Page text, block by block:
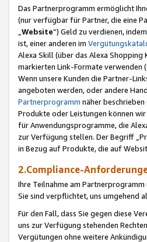
Das Partnerprogramm ermöglicht
(nur verfügbar für Partner, die eine
Website“) Geld zu verdienen,
ist, einer anderen im
Alexa Skill (über das Alexa
markierten Link-Formate verwenden („
Wenn unsere Kunden die Partner-
angeboten werden, oder andere
Partnerprogramm näher
Produkte oder Leistungen können
für Anwendungsprogramme, die
zur Verfügung stellen. Der Begriff
in Bezug auf Produkte, die auf
2.Compliance-
Ihre Teilnahme am
Sie sind verpflichtet, uns umgehend
Für den Fall, dass Sie gegen diese
uns zur Verfügung stehenden
Vergütungen ohne weitere